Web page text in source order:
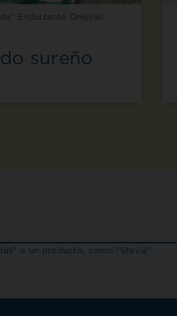
Endulzante Original
sureño
o un producto, como "Stevia"